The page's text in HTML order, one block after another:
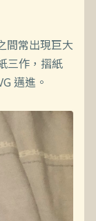
間常出現巨大
三作，摺紙
邁進。